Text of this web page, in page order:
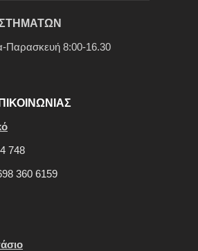
Παρασκευή 8:00-16.30
748
360 6159